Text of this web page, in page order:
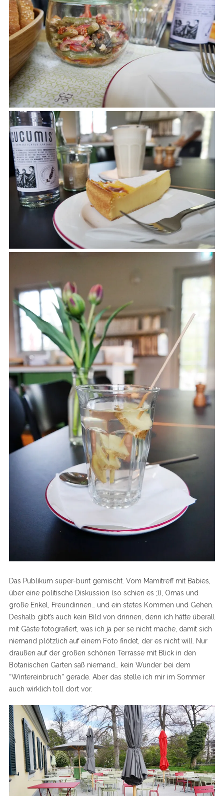
Das Publikum super-bunt gemischt. Vom Mamitreff mit Babies,
über eine politische Diskussion (so schien es ;)), Omas und
große Enkel, Freundinnen… und ein stetes Kommen und Gehen.
Deshalb gibt’s auch kein Bild von drinnen, denn ich hätte überall
mit Gäste fotografiert, was ich ja per se nicht mache, damit sich
niemand plötzlich auf einem Foto findet, der es nicht will. Nur
draußen auf der großen schönen Terrasse mit Blick in den
Botanischen Garten saß niemand… kein Wunder bei dem
“Wintereinbruch” gerade. Aber das stelle ich mir im Sommer
auch wirklich toll dort vor.